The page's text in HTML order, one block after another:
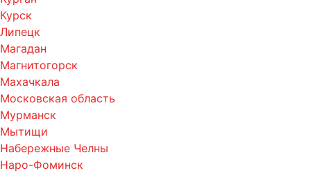
Курск
Липецк
Магадан
Магнитогорск
Махачкала
Московская область
Мурманск
Мытищи
Набережные Челны
Наро-Фоминск